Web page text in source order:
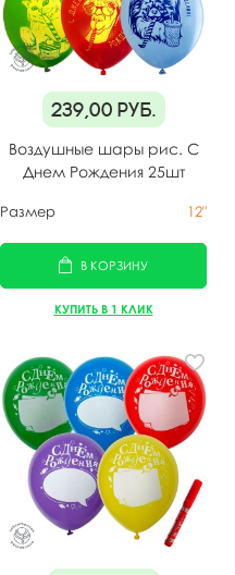
239,00 руб.
Воздушные шары рис. С
Днем Рождения 25шт
Размер 12"
В КОРЗИНУ
КУПИТЬ В 1 КЛИК